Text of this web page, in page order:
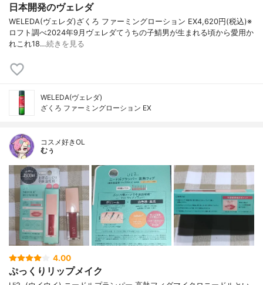
日本開発のヴェレダ
WELEDA(ヴェレダ)ざくろ ファーミングローション EX4,620円(税込)※
ロフト調べ2024年9月ヴェレダてうちの子鯖男が生まれる頃から愛用か
れこれ18…続きを見る
WELEDA(ヴェレダ)
ざくろ ファーミングローション EX
コスメ好きOL
むぅ
4.00
ぷっくりリップメイク